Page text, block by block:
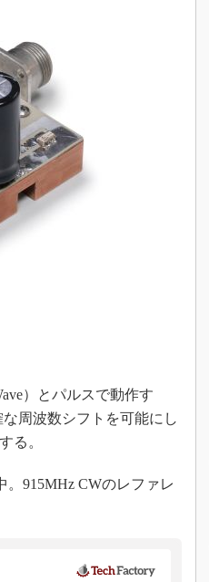
）とパルスで動作す
周波数シフトを可能にし
る。
915MHz CWのレファレ